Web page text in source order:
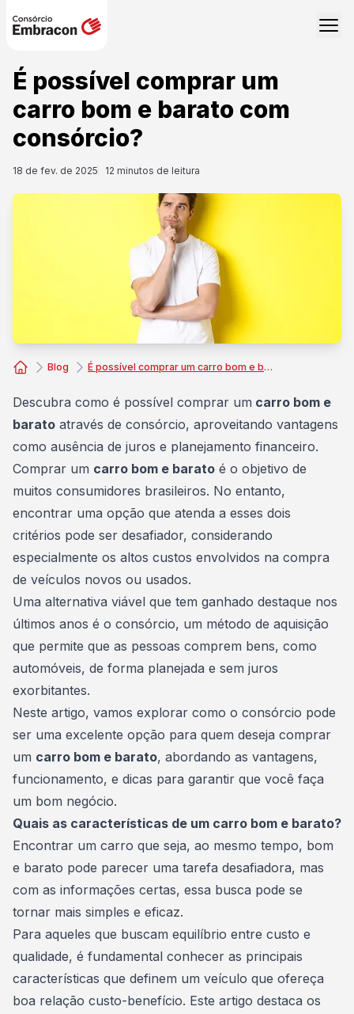
É possível comprar um
carro bom e barato com
consórcio?
18 de fev. de 2025 12 minutos de leitura
Blog É possível comprar um carro bom e barato com consórcio?
Descubra como é possível comprar um carro bom e
barato através de consórcio, aproveitando vantagens
como ausência de juros e planejamento financeiro.
Comprar um carro bom e barato é o objetivo de
muitos consumidores brasileiros. No entanto,
encontrar uma opção que atenda a esses dois
critérios pode ser desafiador, considerando
especialmente os altos custos envolvidos na compra
de veículos novos ou usados.
Uma alternativa viável que tem ganhado destaque nos
últimos anos é o consórcio, um método de aquisição
que permite que as pessoas comprem bens, como
automóveis, de forma planejada e sem juros
exorbitantes.
Neste artigo, vamos explorar como o consórcio pode
ser uma excelente opção para quem deseja comprar
um carro bom e barato, abordando as vantagens,
funcionamento, e dicas para garantir que você faça
um bom negócio.
Quais as características de um carro bom e barato?
Encontrar um carro que seja, ao mesmo tempo, bom
e barato pode parecer uma tarefa desafiadora, mas
com as informações certas, essa busca pode se
tornar mais simples e eficaz.
Para aqueles que buscam equilíbrio entre custo e
qualidade, é fundamental conhecer as principais
características que definem um veículo que ofereça
boa relação custo-benefício. Este artigo destaca os